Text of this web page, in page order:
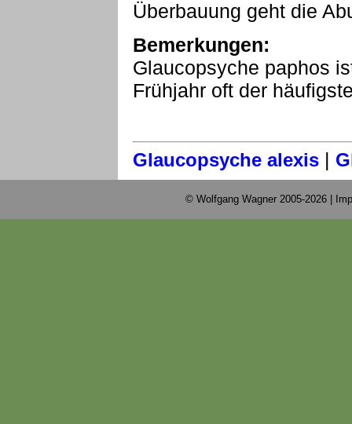
Überbauung geht die
Bemerkungen:
Glaucopsyche paphos
Frühjahr oft der
Glaucopsyche alexis |
© Wolfgang Wagner 2005-2026 |